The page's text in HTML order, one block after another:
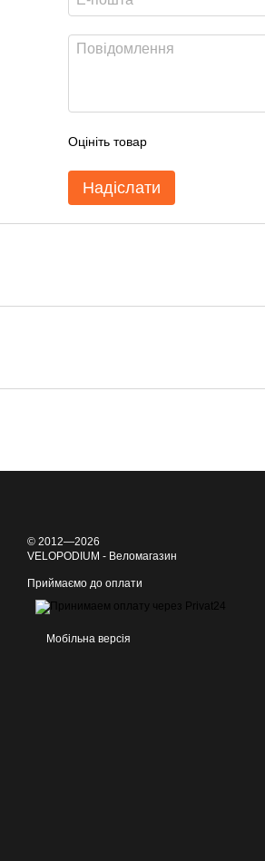
Оцініть товар
Надіслати
© 2012—2026
VELOPODIUM - Веломагазин
Приймаємо до оплати
Мобільна версія